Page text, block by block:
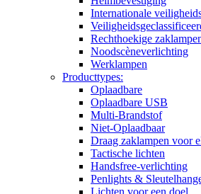
Internationale
Rechthoekige
Noodscèneverlichting
Werklampen
Producttypes:
Oplaadbare
Oplaadbare USB
Multi-Brandstof
Niet-Oplaadbaar
Draag zaklampen voor
Tactische lichten
Handsfree-verlichting
Penlights &
Lichten voor een doel